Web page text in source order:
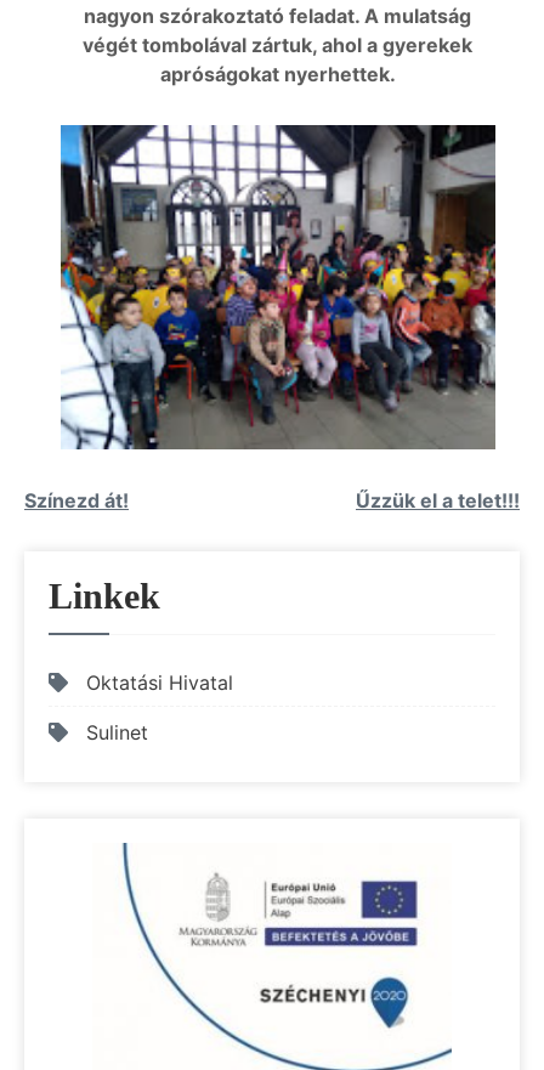
nagyon szórakoztató feladat. A mulatság
végét tombolával zártuk, ahol a gyerekek
apróságokat nyerhettek.
Bejegyzés
Színezd át! Űzzük el a telet!!!
Linkek
Oktatási Hivatal
Sulinet